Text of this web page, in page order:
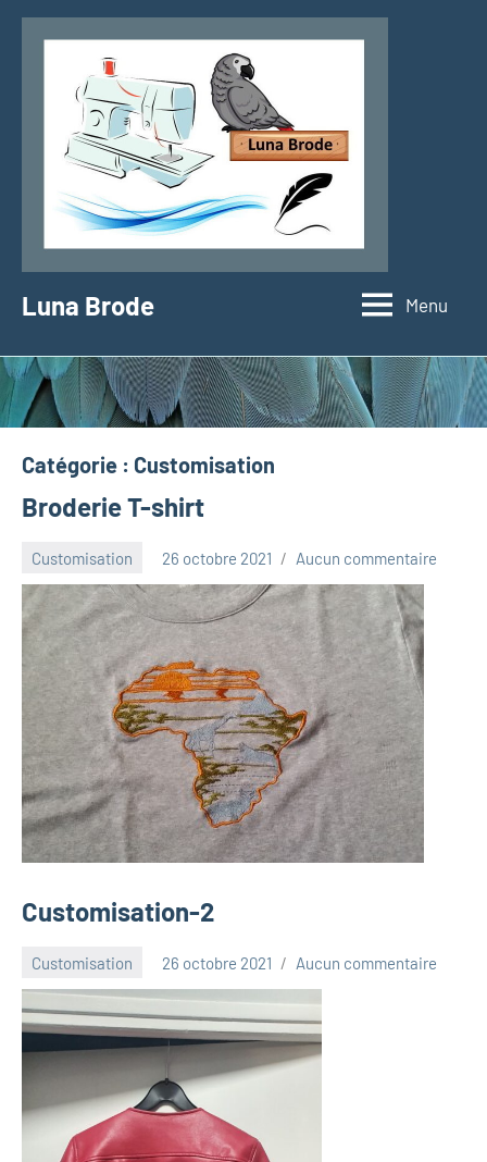
Aller
Luna Brode Menu
Catégorie : Customisation
Broderie T-shirt
Customisation 26 octobre 2021 Aucun commentaire
Customisation-2
Customisation 26 octobre 2021 Aucun commentaire